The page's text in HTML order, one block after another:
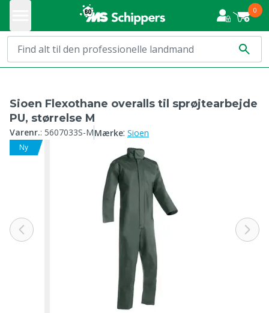
0
Sioen Flexothane overalls til sprøjtearbejde
PU, størrelse M
Varenr.: 5607033S-MMærke: Sioen
Ny